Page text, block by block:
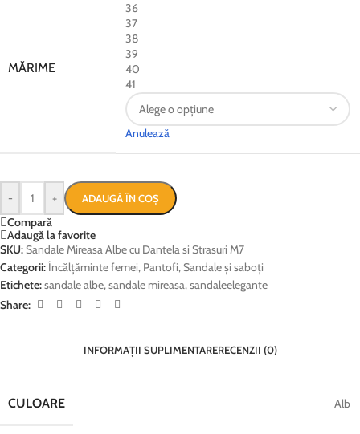
MĂRIME
36
37
38
39
40
41
Anulează
- + ADAUGĂ ÎN COȘ
Compară
Adaugă la favorite
SKU:Sandale Mireasa Albe cu Dantela si Strasuri M7
Categorii:Încălțăminte femei, Pantofi,Sandale și saboți
Etichete:sandale albe,sandale mireasa,sandaleelegante
Share:
INFORMAȚII SUPLIMENTARERECENZII (0)
CULOARE Alb